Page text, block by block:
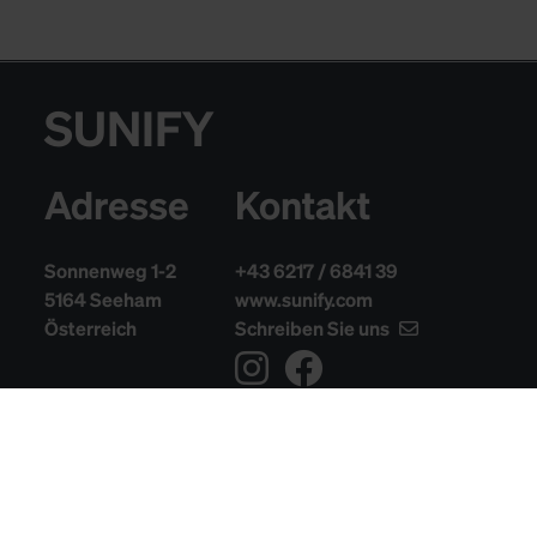
SUNIFY
Adresse
Sonnenweg 1-2
5164 Seeham
Österreich
Kontakt
+43 6217 / 6841 39
www.sunify.com
Schreiben Sie uns